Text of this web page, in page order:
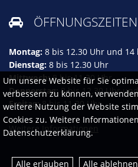

Montag: 8 bis 12.30 Uhr und 14
Dienstag: 8 bis 12.30 Uhr
Mittwoch:8 bis 11.30 Uhr
Donnerstag: 8 bis 12.30 Uhr
Freitag:8 bis 11.30 Uhr
Weitere Informationen
Um unsere Website für Sie
verbessern zu können,
weitere Nutzung der Website
Cookies zu. Weitere
Datenschutzerklärung.